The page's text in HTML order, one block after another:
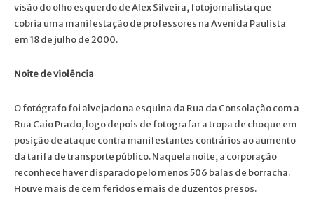
visão do olho esquerdo de Alex Silveira, fotojornalista que
cobria uma manifestação de professores na Avenida Paulista
em 18 de julho de 2000.
Noite de violência
O fotógrafo foi alvejado na esquina da Rua da Consolação com a
Rua Caio Prado, logo depois de fotografar a tropa de choque em
posição de ataque contra manifestantes contrários ao aumento
da tarifa de transporte público. Naquela noite, a corporação
reconhece haver disparado pelo menos 506 balas de borracha.
Houve mais de cem feridos e mais de duzentos presos.